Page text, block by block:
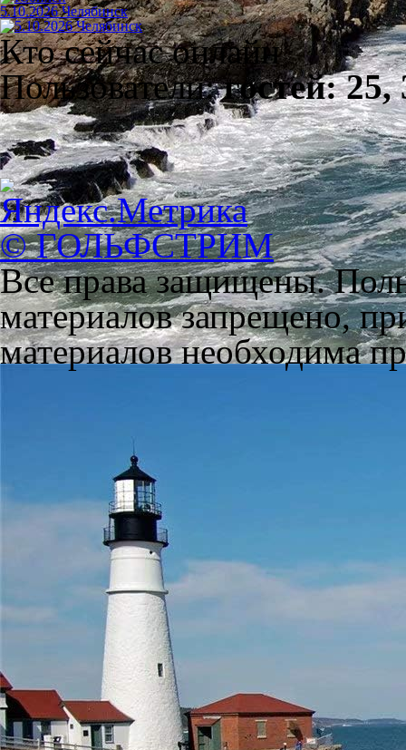
5.10.2026 Челябинск
Кто сейчас онлайн
Пользователи:гостей: 25,
© ГОЛЬФСТРИМ
Все права защищены.
материалов запрещено,
материалов необходима